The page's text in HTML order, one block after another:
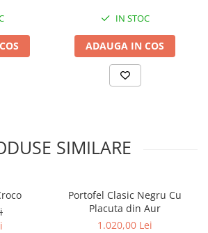
IN STOC
ADAUGA IN COS
SIMILARE
Portofel Clasic Negru Cu
Placuta din Aur
1.020,00 Lei